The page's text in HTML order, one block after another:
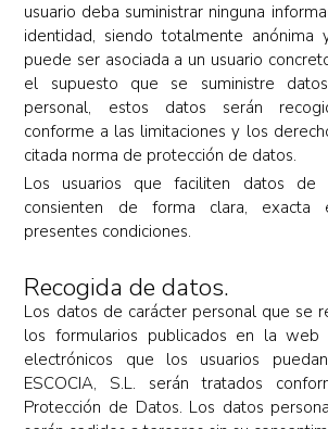
usuario deba suministrar ninguna
identidad, siendo totalmente anónima
puede ser asociada a un usuario
el supuesto que se suministre
personal, estos datos serán
conforme a las limitaciones y los
citada norma de protección de datos.
Los usuarios que faciliten datos de
consienten de forma clara, exacta
presentes condiciones.
Recogida de datos.
Los datos de carácter personal que se
los formularios publicados en la
electrónicos que los usuarios
ESCOCIA, S.L. serán tratados
Protección de Datos. Los datos